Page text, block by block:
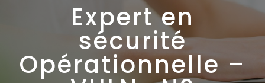
Expert en
sécurité
Opérationnelle –